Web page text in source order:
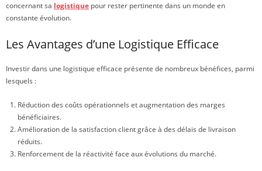
concernant sa logistique pour rester pertinente dans un monde en
constante évolution.
Les Avantages d’une Logistique Efficace
Investir dans une logistique efficace présente de nombreux bénéfices, parmi
lesquels :
Réduction des coûts opérationnels et augmentation des marges
bénéficiaires.
Amélioration de la satisfaction client grâce à des délais de livraison
réduits.
Renforcement de la réactivité face aux évolutions du marché.